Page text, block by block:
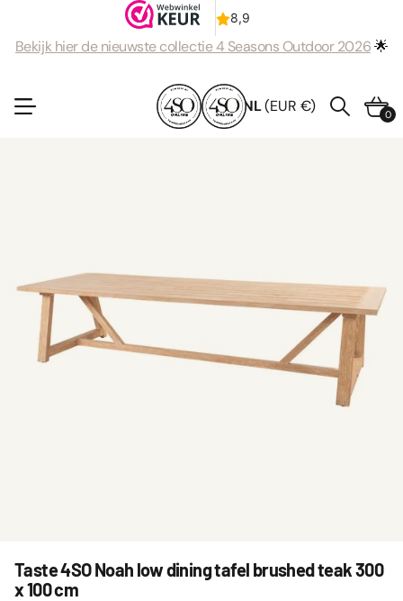
Bekijk hier de nieuwste collectie 4 Seasons Outdoor 2026🌟
NL(EUR €) 0
Taste 4SO Noah low dining tafel brushed teak 300
x 100 cm